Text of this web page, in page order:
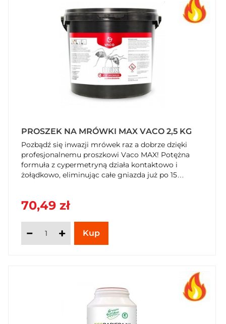
PROSZEK NA MRÓWKI MAX VACO 2,5 KG
Pozbądź się inwazji mrówek raz a dobrze dzięki
profesjonalnemu proszkowi Vaco MAX! Potężna
formuła z cypermetryną działa kontaktowo i
żołądkowo, eliminując całe gniazda już po 15
tarasów i gospodarstw. Zabezpiecz swój teren z
70,49 zł